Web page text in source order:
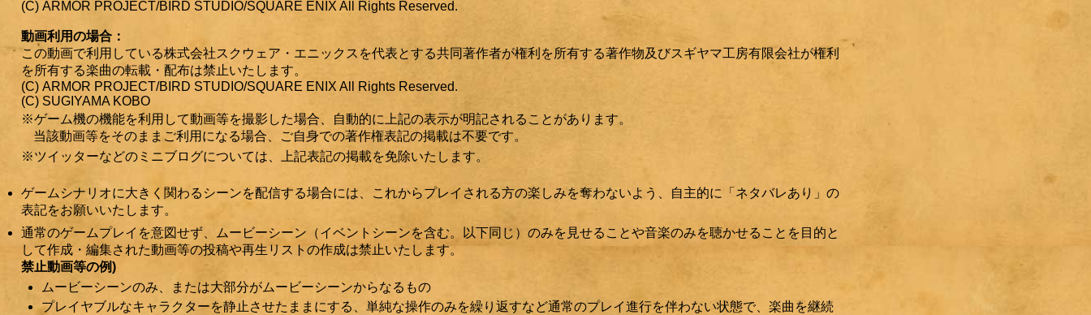
(C) ARMOR PROJECT/BIRD STUDIO/SQUARE ENIX All Rights Reserved.
動画利用の場合：
この動画で利用している株式会社スクウェア・エニックスを代表とする共同著作者が権利を所有する著作物及びスギヤマ工房有限会社が権利
を所有する楽曲の転載・配布は禁止いたします。
(C) ARMOR PROJECT/BIRD STUDIO/SQUARE ENIX All Rights Reserved.
(C) SUGIYAMA KOBO
ゲーム機の機能を利用して動画等を撮影した場合、自動的に上記の表示が明記されることがあります。
当該動画等をそのままご利用になる場合、ご自身での著作権表記の掲載は不要です。
ツイッターなどのミニブログについては、上記表記の掲載を免除いたします。
ゲームシナリオに大きく関わるシーンを配信する場合には、これからプレイされる方の楽しみを奪わないよう、自主的に「ネタバレあり」の
表記をお願いいたします。
通常のゲームプレイを意図せず、ムービーシーン（イベントシーンを含む。以下同じ）のみを見せることや音楽のみを聴かせることを目的と
して作成・編集された動画等の投稿や再生リストの作成は禁止いたします。
禁止動画等の例)
ムービーシーンのみ、または大部分がムービーシーンからなるもの
プレイヤブルなキャラクターを静止させたままにする、単純な操作のみを繰り返すなど通常のプレイ進行を伴わない状態で、楽曲を継続